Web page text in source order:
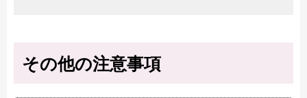
その他の注意事項